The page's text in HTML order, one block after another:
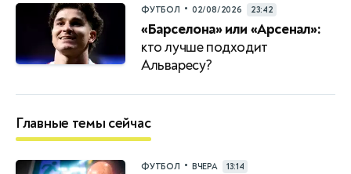
ФУТБОЛ • 02/08/2026 23:42
«Барселона» или «Арсенал»:
кто лучше подходит
Альваресу?
Главные темы сейчас
ФУТБОЛ • ВЧЕРА 13:14